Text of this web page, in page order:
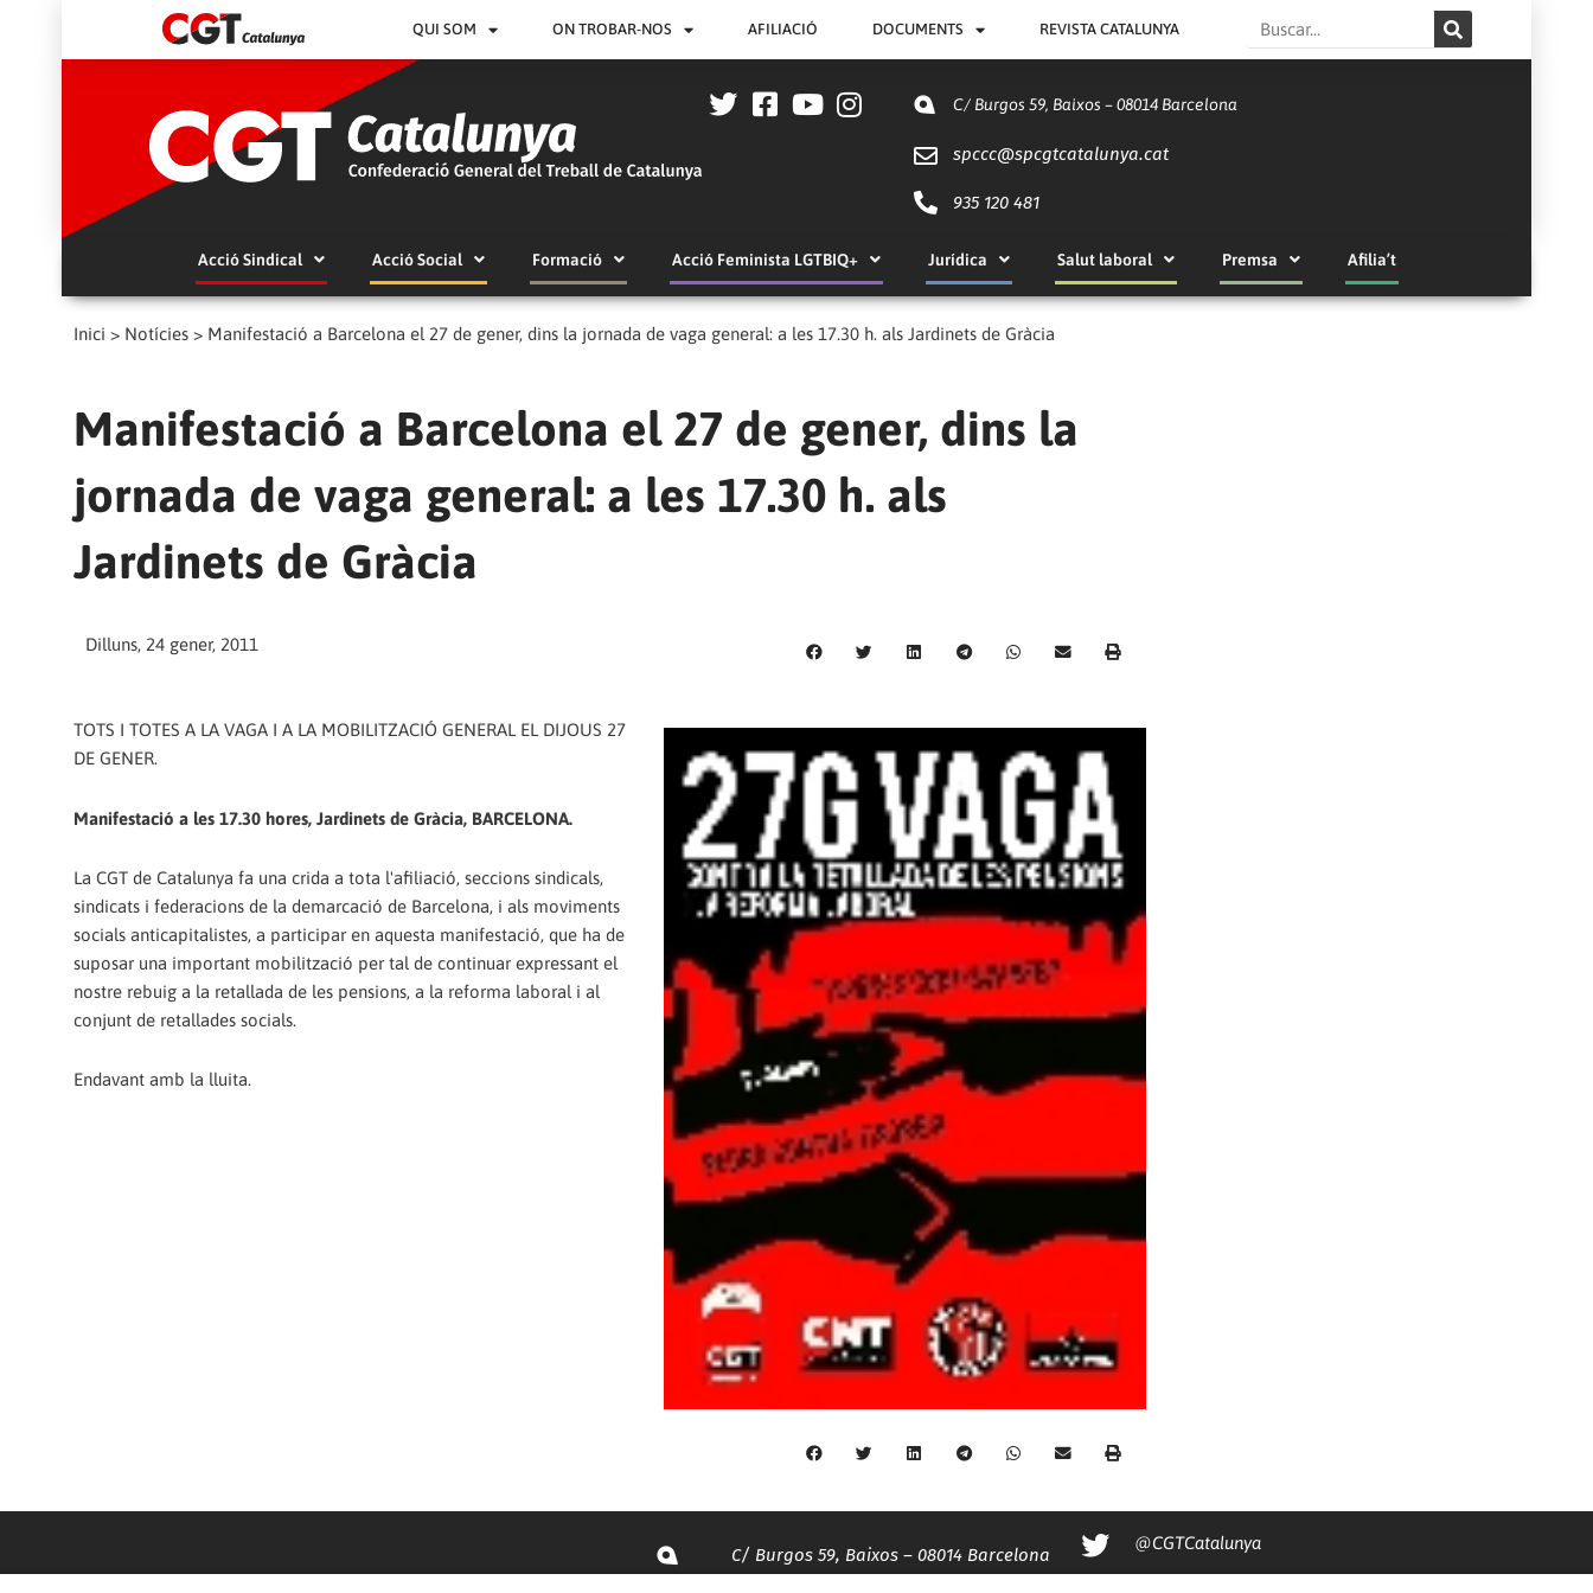
QUI SOM ON TROBAR-NOS AFILIACIÓ DOCUMENTS REVISTA CATALUNYA Search
C/ Burgos 59, Baixos – 08014 Barcelona
spccc@spcgtcatalunya.cat
935 120 481
Acció Sindical Acció Social Formació Acció Feminista LGTBIQ+ Jurídica Salut laboral Premsa Afilia’t
Inici > Notícies > Manifestació a Barcelona el 27 de gener, dins la jornada de vaga general: a les 17.30 h. als Jardinets de Gràcia
Manifestació a Barcelona el 27 de gener, dins la
jornada de vaga general: a les 17.30 h. als
Jardinets de Gràcia
Dilluns, 24 gener, 2011
TOTS I TOTES A LA VAGA I A LA MOBILITZACIÓ GENERAL EL DIJOUS 27
DE GENER.
Manifestació a les 17.30 hores, Jardinets de Gràcia, BARCELONA.
La CGT de Catalunya fa una crida a tota l'afiliació, seccions sindicals,
sindicats i federacions de la demarcació de Barcelona, i als moviments
socials anticapitalistes, a participar en aquesta manifestació, que ha de
suposar una important mobilització per tal de continuar expressant el
nostre rebuig a la retallada de les pensions, a la reforma laboral i al
conjunt de retallades socials.
Endavant amb la lluita.
C/ Burgos 59, Baixos – 08014 Barcelona
@CGTCatalunya